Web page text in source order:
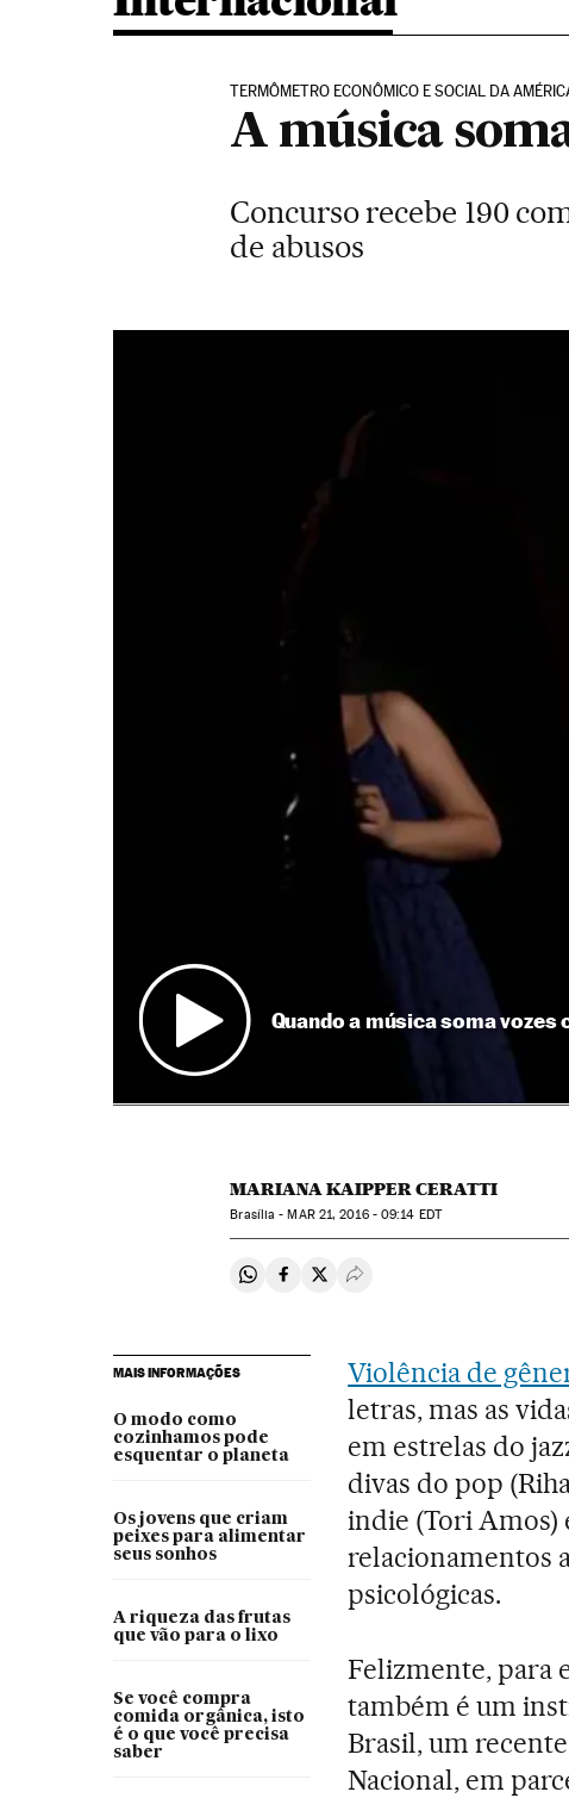
TERMÔMETRO ECONÔMICO E SOCIAL DA
A música
Concurso recebe 190
de abusos
Quando a música soma
MARIANA KAIPPER CERATTI
Brasília -MAR21, 2016 - 09:14 EDT
Compartir en Whatsapp
Compartir en Facebook
Compartir en Twitter
Desplegar Redes Sociales
MAIS INFORMAÇÕES
O modo como
cozinhamos pode
esquentar o planeta
Os jovens que criam
peixes para alimentar
seus sonhos
A riqueza das frutas
que vão para o lixo
Se você compra
comida orgânica, isto
é o que você precisa
saber
Violência de
letras, mas as
em estrelas do
divas do pop
indie (Tori Amos)
relacionamentos
psicológicas.
Felizmente, para
também é um
Brasil, um
Nacional, em